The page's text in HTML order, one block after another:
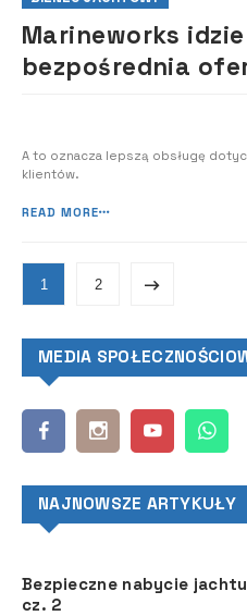
Marineworks
bezpośrednia
A to oznacza lepszą obsługę
klientów.
READ MORE
1 2
MEDIA
NAJNOWSZE ARTYKUŁY
Bezpieczne nabycie
cz. 2